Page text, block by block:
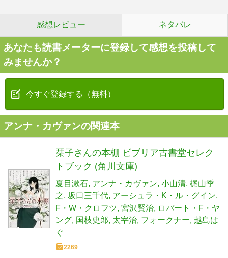
感想レビュー ネタバレ
あなたも読書メーターに登録して感想を投稿して
みませんか？
今すぐ登録する（無料）
アンナ・カヴァンの関連本
栞子さんの本棚 ビブリア古書堂セレク
トブック (角川文庫)
夏目漱石 アンナ・カヴァン 小山清 梶山季
之 坂口三千代 アーシュラ・K・ル・グイン
F・W・クロフツ 宮沢賢治
ロバート・F・ヤ
ング 国枝史郎 太宰治 フォークナー 越島は
ぐ
2269